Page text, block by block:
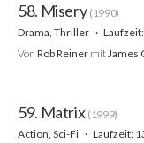
58. Misery (1990)
Drama, Thriller
Von Rob Reiner mit James
59. Matrix (1999)
Action, Sci-Fi
Laufzeit: